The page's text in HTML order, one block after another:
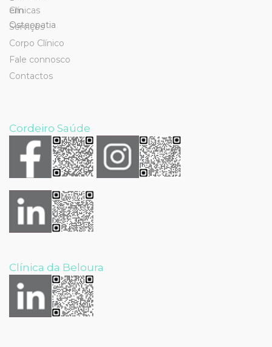
Clínicas
Serviços
Corpo Clínico
Fale connosco
Contactos
Cordeiro Saúde
Clínica da Beloura